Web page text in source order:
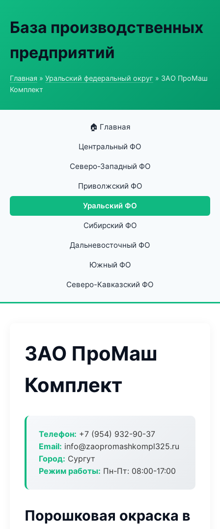
База производственных
предприятий
Главная » Уральский федеральный округ » ЗАО ПроМаш
Комплект
🏠 Главная
Центральный ФО
Северо-Западный ФО
Приволжский ФО
Уральский ФО
Сибирский ФО
Дальневосточный ФО
Южный ФО
Северо-Кавказский ФО
ЗАО ПроМаш
Комплект
Телефон: +7 (954) 932-90-37
Email: info@zaopromashkompl325.ru
Город: Сургут
Режим работы: Пн-Пт: 08:00-17:00
Порошковая окраска в